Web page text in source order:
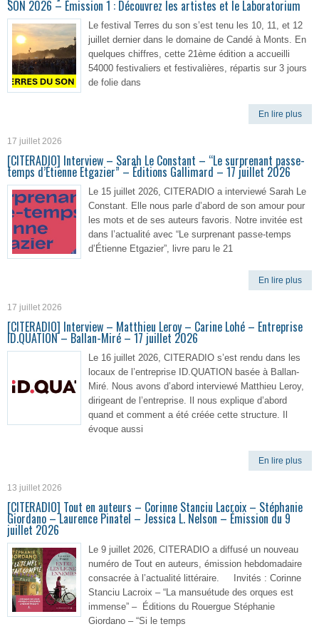
SON 2026 – Émission 1 : Découvrez les artistes et le Laboratorium
Le festival Terres du son s’est tenu les 10, 11, et 12
juillet dernier dans le domaine de Candé à Monts. En
quelques chiffres, cette 21ème édition a accueilli
54000 festivaliers et festivalières, répartis sur 3 jours
de folie dans
En lire plus
17 juillet 2026
[CITERADIO] Interview – Sarah Le Constant – “Le surprenant passe-
temps d’Étienne Etgazier” – Éditions Gallimard – 17 juillet 2026
Le 15 juillet 2026, CITERADIO a interviewé Sarah Le
Constant. Elle nous parle d’abord de son amour pour
les mots et de ses auteurs favoris. Notre invitée est
dans l’actualité avec “Le surprenant passe-temps
d’Étienne Etgazier”, livre paru le 21
En lire plus
17 juillet 2026
[CITERADIO] Interview – Matthieu Leroy – Carine Lohé – Entreprise
ID.QUATION – Ballan-Miré – 17 juillet 2026
Le 16 juillet 2026, CITERADIO s’est rendu dans les
locaux de l’entreprise ID.QUATION basée à Ballan-
Miré. Nous avons d’abord interviewé Matthieu Leroy,
dirigeant de l’entreprise. Il nous explique d’abord
quand et comment a été créée cette structure. Il
évoque aussi
En lire plus
13 juillet 2026
[CITERADIO] Tout en auteurs – Corinne Stanciu Lacroix – Stéphanie
Giordano – Laurence Pinatel – Jessica L. Nelson – Émission du 9
juillet 2026
Le 9 juillet 2026, CITERADIO a diffusé un nouveau
numéro de Tout en auteurs, émission hebdomadaire
consacrée à l’actualité littéraire. Invités : Corinne
Stanciu Lacroix – “La mansuétude des orques est
immense” – Éditions du Rouergue Stéphanie
Giordano – “Si le temps